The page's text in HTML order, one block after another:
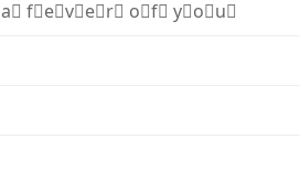
a⃣ f⃣e⃣v⃣e⃣r⃣ o⃣f⃣ y⃣o⃣u⃣